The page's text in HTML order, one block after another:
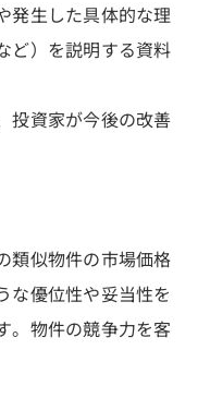
発生した具体的な理
ど）を説明する資料
投資家が今後の改善
類似物件の市場価格
な優位性や妥当性を
。物件の競争力を客